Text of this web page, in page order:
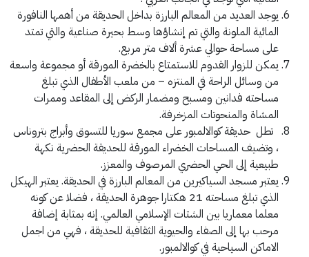
يوجد العديد من المعالم البارزة بداخل الحديقة من أهمها النافورة
المائية الملونة والتي تم إنشاؤها وسط بحيرة صناعية والتي تمتد
على مساحة حوالي عشرة ألاف متر مربع.
يمكن للزوار القدوم للاستمتاع بالخضرة المورقة أو مجموعة واسعة
من وسائل الراحة في المنتزه – من ملعب الأطفال الذي تبلغ
مساحته فدانين ومسبح ومضمار الركض إلى المقاعد وممرات
المشاة والمنحوتات المزخرفة.
تطل حديقة كوالالمبور على مجمع سوريا للتسوق وأبراج بتروناس
، وتضيف المساحات الخضراء المورقة للحديقة الحضرية نكهة
طبيعية إلى الحي الحضري المرصوف والمعزز.
يعتبر مسجد السياكيرين من المعالم البارزة في الحديقة. يعتبر الهيكل
الذي تبلغ مساحته 21 هكتارا جوهرة الحديقة ، فضلا عن كونه
معلما معماريا بين الشتات الإسلامي العالمي. إنه بمثابة إضافة
مرحب بها إلى الصفاء والحيوية الثقافية للحديقة ، فهي من اجمل
الاماكن السياحية في كوالالمبور.